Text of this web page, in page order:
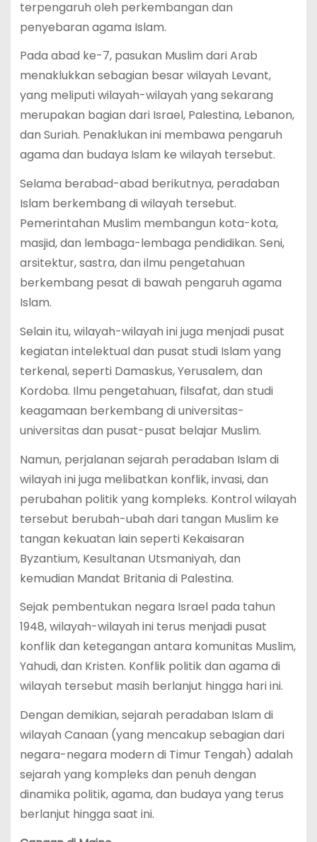
terpengaruh oleh perkembangan dan
penyebaran agama Islam.
Pada abad ke-7, pasukan Muslim dari Arab
menaklukkan sebagian besar wilayah Levant,
yang meliputi wilayah-wilayah yang sekarang
merupakan bagian dari Israel, Palestina, Lebanon,
dan Suriah. Penaklukan ini membawa pengaruh
agama dan budaya Islam ke wilayah tersebut.
Selama berabad-abad berikutnya, peradaban
Islam berkembang di wilayah tersebut.
Pemerintahan Muslim membangun kota-kota,
masjid, dan lembaga-lembaga pendidikan. Seni,
arsitektur, sastra, dan ilmu pengetahuan
berkembang pesat di bawah pengaruh agama
Islam.
Selain itu, wilayah-wilayah ini juga menjadi pusat
kegiatan intelektual dan pusat studi Islam yang
terkenal, seperti Damaskus, Yerusalem, dan
Kordoba. Ilmu pengetahuan, filsafat, dan studi
keagamaan berkembang di universitas-
universitas dan pusat-pusat belajar Muslim.
Namun, perjalanan sejarah peradaban Islam di
wilayah ini juga melibatkan konflik, invasi, dan
perubahan politik yang kompleks. Kontrol wilayah
tersebut berubah-ubah dari tangan Muslim ke
tangan kekuatan lain seperti Kekaisaran
Byzantium, Kesultanan Utsmaniyah, dan
kemudian Mandat Britania di Palestina.
Sejak pembentukan negara Israel pada tahun
1948, wilayah-wilayah ini terus menjadi pusat
konflik dan ketegangan antara komunitas Muslim,
Yahudi, dan Kristen. Konflik politik dan agama di
wilayah tersebut masih berlanjut hingga hari ini.
Dengan demikian, sejarah peradaban Islam di
wilayah Canaan (yang mencakup sebagian dari
negara-negara modern di Timur Tengah) adalah
sejarah yang kompleks dan penuh dengan
dinamika politik, agama, dan budaya yang terus
berlanjut hingga saat ini.